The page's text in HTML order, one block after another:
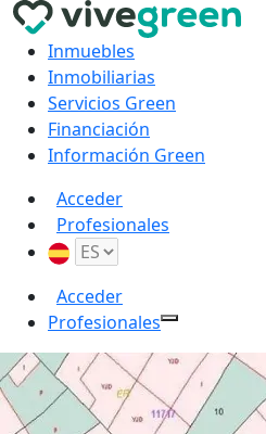
Inmuebles
Inmobiliarias
Servicios Green
Financiación
Información Green
Acceder
Profesionales
Acceder
Profesionales